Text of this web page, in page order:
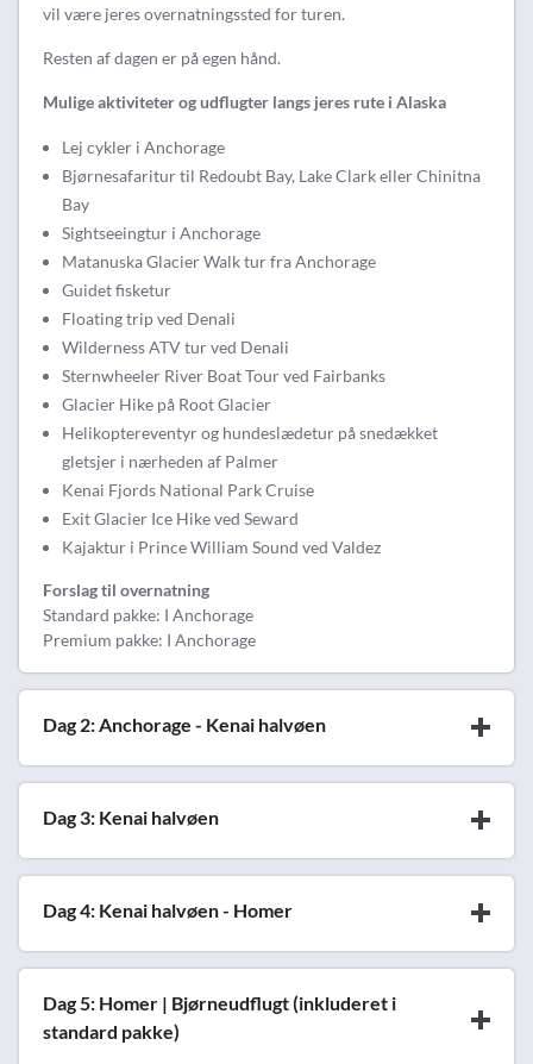
vil være jeres overnatningssted for turen.
Resten af dagen er på egen hånd.
Mulige aktiviteter og udflugter langs jeres rute i Alaska
Lej cykler i Anchorage
Bjørnesafaritur til Redoubt Bay, Lake Clark eller Chinitna
Bay
Sightseeingtur i Anchorage
Matanuska Glacier Walk tur fra Anchorage
Guidet fisketur
Floating trip ved Denali
Wilderness ATV tur ved Denali
Sternwheeler River Boat Tour ved Fairbanks
Glacier Hike på Root Glacier
Helikoptereventyr og hundeslædetur på snedækket
gletsjer i nærheden af Palmer
Kenai Fjords National Park Cruise
Exit Glacier Ice Hike ved Seward
Kajaktur i Prince William Sound ved Valdez
Forslag til overnatning
Standard pakke: I Anchorage
Premium pakke: I Anchorage
Dag 2: Anchorage - Kenai halvøen
Dag 3: Kenai halvøen
Dag 4: Kenai halvøen - Homer
Dag 5: Homer | Bjørneudflugt (inkluderet i
standard pakke)